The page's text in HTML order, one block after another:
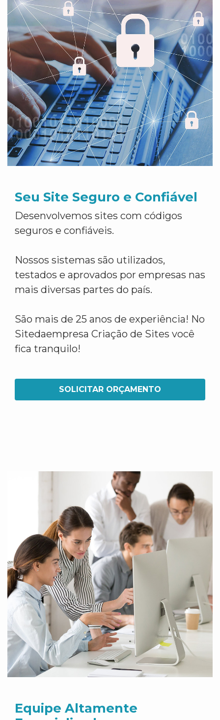
Seu Site Seguro e Confiável
Desenvolvemos sites com códigos
seguros e confiáveis.
Nossos sistemas são utilizados,
testados e aprovados por empresas nas
mais diversas partes do país.
São mais de 25 anos de experiência! No
Sitedaempresa Criação de Sites você
fica tranquilo!
SOLICITAR ORÇAMENTO
Equipe Altamente